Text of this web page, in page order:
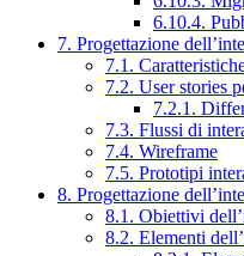
6.10.4.
7. Progettazione
7.1.
7.2. User stories
7.2.1.
7.3. Flussi di
7.4. Wireframe
7.5. Prototipi
8. Progettazione
8.1. Obiettivi
8.2. Elementi